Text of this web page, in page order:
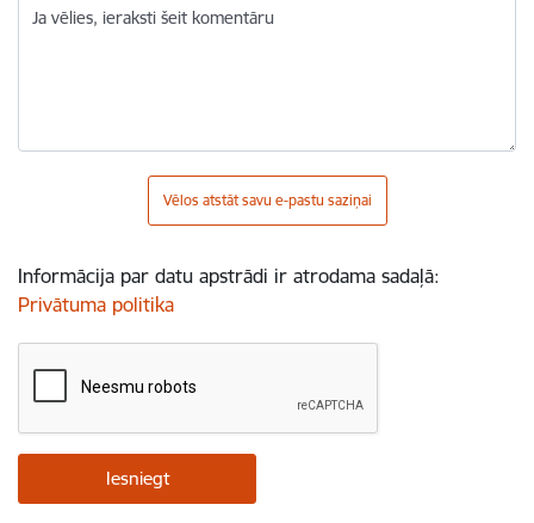
Ja vēlies, ieraksti šeit komentāru
Vēlos atstāt savu e-pastu saziņai
Informācija par datu apstrādi ir atrodama sadaļā:
Privātuma politika